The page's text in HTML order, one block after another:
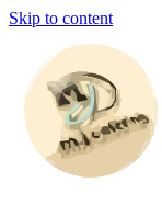
Skip to content